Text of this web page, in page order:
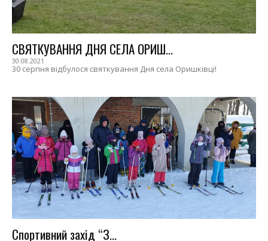
СВЯТКУВАННЯ ДНЯ СЕЛА ОРИШ...
30.08.2021
30 серпня відбулося святкування Дня села Оришківці!
Спортивний захід “З...